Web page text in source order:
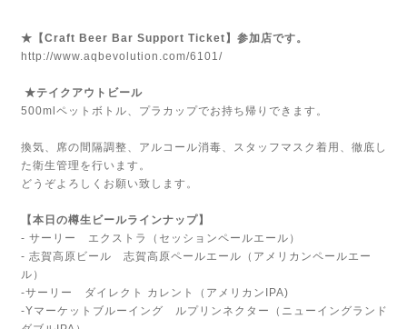
★【Craft Beer Bar Support Ticket】参加店です。
http://www.aqbevolution.com/6101/
★テイクアウトビール
500mlペットボトル、プラカップでお持ち帰りできます。
換気、席の間隔調整、アルコール消毒、スタッフマスク着用、徹底し
た衛生管理を行います。
どうぞよろしくお願い致します。
【本日の樽生ビールラインナップ】
- サーリー エクストラ（セッションペールエール）
- 志賀高原ビール 志賀高原ペールエール（アメリカンペールエー
ル）
-サーリー ダイレクト カレント（アメリカンIPA)
-Yマーケットブルーイング ルプリンネクター（ニューイングランド